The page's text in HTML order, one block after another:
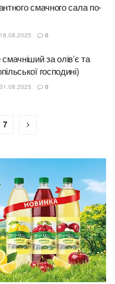
смачного сала по-
18.08.2025 0
за олів’є та
господині)
01.08.2025 0
7